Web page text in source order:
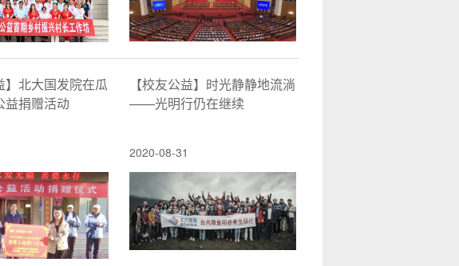
】​北大国发院在瓜
益捐赠活动
【校友公益】时光静静地流淌
——光明行仍在继续
2020-08-31